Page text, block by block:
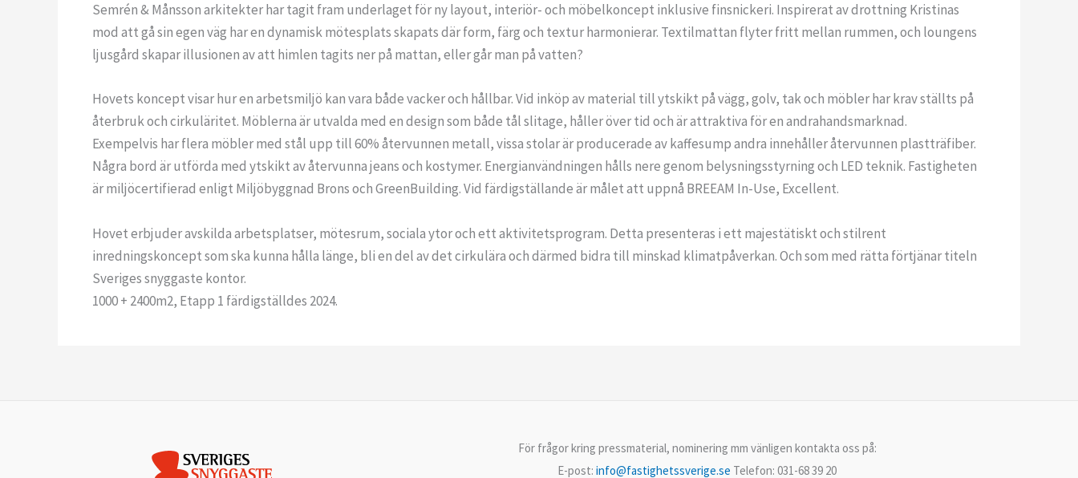
Semrén & Månsson arkitekter har tagit fram underlaget för ny layout, interiör- och möbelkoncept inklusive finsnickeri. Inspirerat av drottning Kristinas
mod att gå sin egen väg har en dynamisk mötesplats skapats där form, färg och textur harmonierar. Textilmattan flyter fritt mellan rummen, och loungens
ljusgård skapar illusionen av att himlen tagits ner på mattan, eller går man på vatten?
Hovets koncept visar hur en arbetsmiljö kan vara både vacker och hållbar. Vid inköp av material till ytskikt på vägg, golv, tak och möbler har krav ställts på
återbruk och cirkuläritet. Möblerna är utvalda med en design som både tål slitage, håller över tid och är attraktiva för en andrahandsmarknad.
Exempelvis har flera möbler med stål upp till 60% återvunnen metall, vissa stolar är producerade av kaffesump andra innehåller återvunnen plastträfiber.
Några bord är utförda med ytskikt av återvunna jeans och kostymer. Energianvändningen hålls nere genom belysningsstyrning och LED teknik. Fastigheten
är miljöcertifierad enligt Miljöbyggnad Brons och GreenBuilding. Vid färdigställande är målet att uppnå BREEAM In-Use, Excellent.
Hovet erbjuder avskilda arbetsplatser, mötesrum, sociala ytor och ett aktivitetsprogram. Detta presenteras i ett majestätiskt och stilrent
inredningskoncept som ska kunna hålla länge, bli en del av det cirkulära och därmed bidra till minskad klimatpåverkan. Och som med rätta förtjänar titeln
Sveriges snyggaste kontor.
1000 + 2400m2, Etapp 1 färdigställdes 2024.
För frågor kring pressmaterial, nominering mm vänligen kontakta oss på:
E-post:info@fastighetssverige.se Telefon: 031-68 39 20